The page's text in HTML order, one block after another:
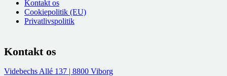
Kontakt os
Cookiepolitik (EU)
Privatlivspolitik
Kontakt os
Videbechs Allé 137 | 8800 Viborg